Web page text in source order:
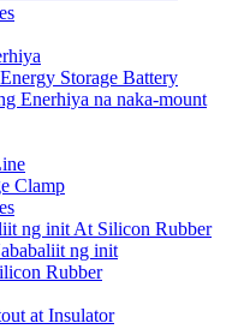
Storage Battery
Enerhiya na naka-mount
Clamp
ng init At Silicon Rubber
ng init
Rubber
at Insulator